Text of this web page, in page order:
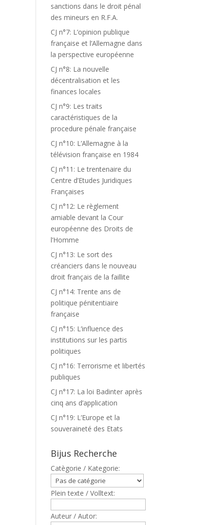
sanctions dans le droit pénal
des mineurs en R.F.A.
CJ n°7: L’opinion publique
française et l’Allemagne dans
la perspective européenne
CJ n°8: La nouvelle
décentralisation et les
finances locales
CJ n°9: Les traits
caractéristiques de la
procedure pénale française
CJ n°10: L’Allemagne à la
télévision française en 1984
CJ n°11: Le trentenaire du
Centre d’Etudes Juridiques
Françaises
CJ n°12: Le règlement
amiable devant la Cour
européenne des Droits de
l’Homme
CJ n°13: Le sort des
créanciers dans le nouveau
droit français de la faillite
CJ n°14: Trente ans de
politique pénitentiaire
française
CJ n°15: L’influence des
institutions sur les partis
politiques
CJ n°16: Terrorisme et libertés
publiques
CJ n°17: La loi Badinter après
cinq ans d’application
CJ n°19: L’Europe et la
souveraineté des Etats
Bijus Recherche
Catègorie / Kategorie:
Plein texte / Volltext:
Auteur / Autor: